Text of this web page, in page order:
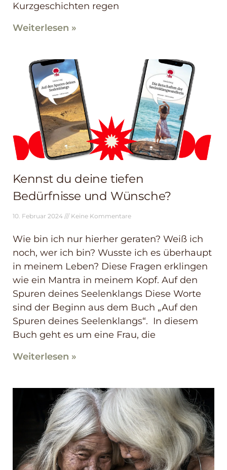
Kurzgeschichten regen
Weiterlesen »
Kennst du deine tiefen
Bedürfnisse und Wünsche?
10. Februar 2024 Keine Kommentare
Wie bin ich nur hierher geraten? Weiß ich
noch, wer ich bin? Wusste ich es überhaupt
in meinem Leben? Diese Fragen erklingen
wie ein Mantra in meinem Kopf. Auf den
Spuren deines Seelenklangs Diese Worte
sind der Beginn aus dem Buch „Auf den
Spuren deines Seelenklangs“. In diesem
Buch geht es um eine Frau, die
Weiterlesen »